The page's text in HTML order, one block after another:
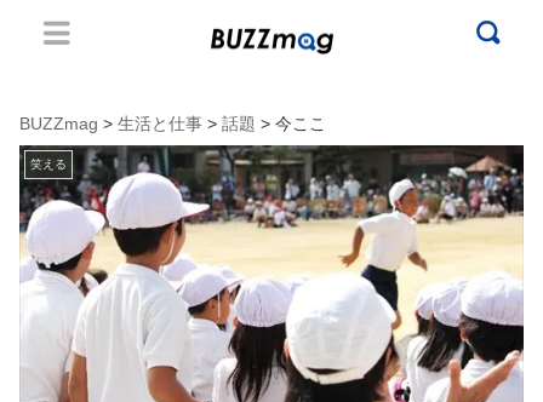
BUZZmag > 生活と仕事 > 話題 > 今ここ
笑える